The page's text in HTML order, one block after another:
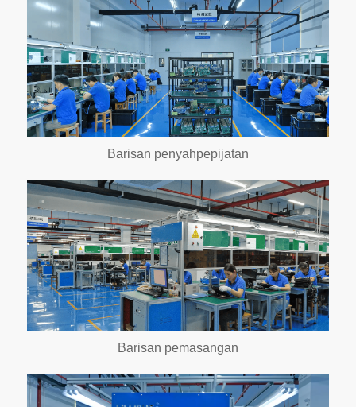
Barisan penyahpepijatan
Barisan pemasangan